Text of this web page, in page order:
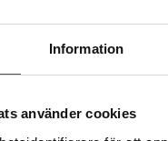
Information
använder cookies